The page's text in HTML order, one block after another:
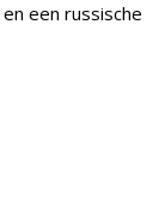
een russische